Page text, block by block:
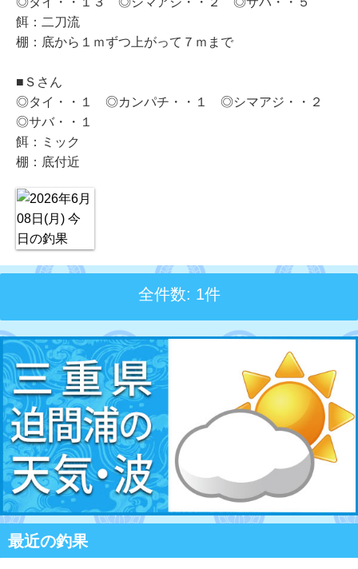
餌：二刀流
棚：底から１ｍずつ上がって７ｍまで
■Ｓさん
◎タイ・・１ ◎カンパチ・・１ ◎シマアジ・・２
◎サバ・・１
餌：ミック
棚：底付近
全件数: 1件
最近の釣果